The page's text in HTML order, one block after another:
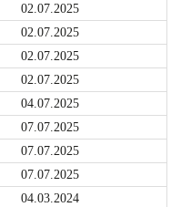
02.07.2025
02.07.2025
02.07.2025
02.07.2025
04.07.2025
07.07.2025
07.07.2025
07.07.2025
04.03.2024